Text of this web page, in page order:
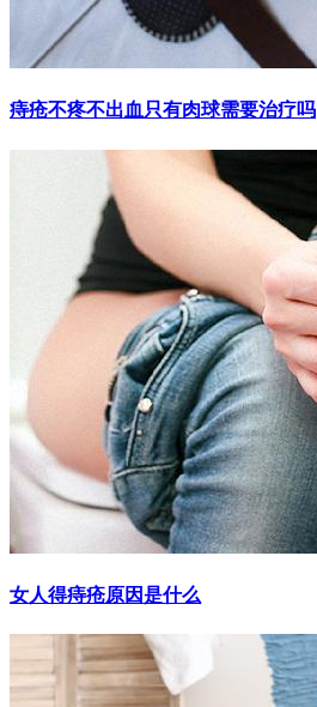
痔疮不疼不出血只有肉球需要治疗吗
女人得痔疮原因是什么